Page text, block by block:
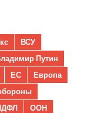
ВСУ
Путин
ЕС
Европа
ООН